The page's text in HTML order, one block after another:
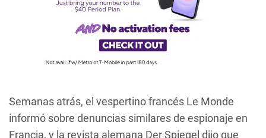
Semanas atrás, el vespertino francés Le Monde
informó sobre denuncias similares de espionaje en
Francia, y la revista alemana Der Spiegel dijo que